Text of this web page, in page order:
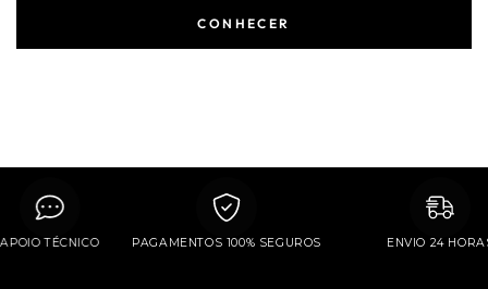
CONHECER
APOIO TÉCNICO PAGAMENTOS 100% SEGUROS ENVIO 24